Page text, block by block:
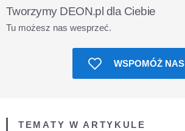
Tworzymy DEON.pl dla Ciebie
Tu możesz nas wesprzeć.
WSPOMÓŻ NAS
TEMATY W ARTYKULE